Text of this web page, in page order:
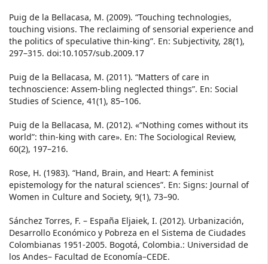
Puig de la Bellacasa, M. (2009). “Touching technologies,
touching visions. The reclaiming of sensorial experience and
the politics of speculative thin-king”. En: Subjectivity, 28(1),
297–315. doi:10.1057/sub.2009.17
Puig de la Bellacasa, M. (2011). “Matters of care in
technoscience: Assem-bling neglected things”. En: Social
Studies of Science, 41(1), 85–106.
Puig de la Bellacasa, M. (2012). «“Nothing comes without its
world”: thin-king with care». En: The Sociological Review,
60(2), 197–216.
Rose, H. (1983). “Hand, Brain, and Heart: A feminist
epistemology for the natural sciences”. En: Signs: Journal of
Women in Culture and Society, 9(1), 73–90.
Sánchez Torres, F. – España Eljaiek, I. (2012). Urbanización,
Desarrollo Económico y Pobreza en el Sistema de Ciudades
Colombianas 1951-2005. Bogotá, Colombia.: Universidad de
los Andes– Facultad de Economía–CEDE.